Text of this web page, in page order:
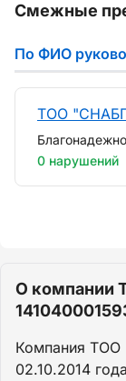
Смежные
По ФИО
ТОО
0 нарушений
О компании
Компания ТОО
02.10.2014